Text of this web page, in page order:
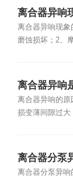
离合器异响
离合器异响现
磨蚀损坏；2、
离合器异响
离合器异响的
损变薄间隙过
离合器分泵
离合器分泵异响